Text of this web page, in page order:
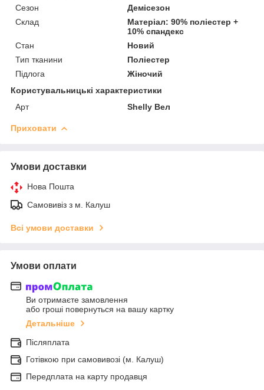
Сезон
Демісезон
Склад
Матеріал: 90% поліестер +
10% спандекс
Стан
Новий
Тип тканини
Поліестер
Підлога
Жіночий
Користувальницькі характеристики
Арт
Shelly Вел
Приховати
Умови доставки
Нова Пошта
Самовивіз з м. Калуш
Всі умови доставки
Умови оплати
Ви отримаєте замовлення
або гроші повернуться на вашу картку
Детальніше
Післяплата
Готівкою при самовивозі (м. Калуш)
Передплата на карту продавця